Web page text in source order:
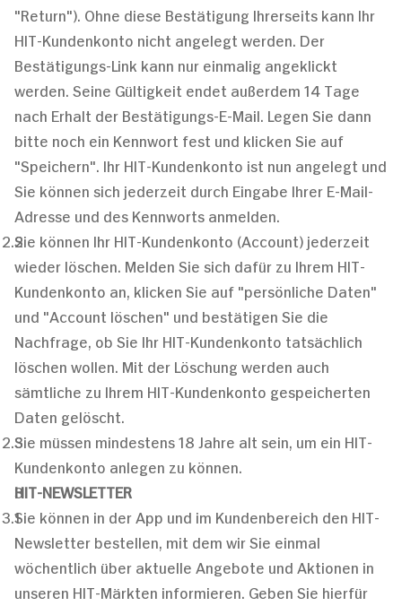
"Return"). Ohne diese Bestätigung Ihrerseits kann Ihr
HIT-Kundenkonto nicht angelegt werden. Der
Bestätigungs-Link kann nur einmalig angeklickt
werden. Seine Gültigkeit endet außerdem 14 Tage
nach Erhalt der Bestätigungs-E-Mail. Legen Sie dann
bitte noch ein Kennwort fest und klicken Sie auf
"Speichern". Ihr HIT-Kundenkonto ist nun angelegt und
Sie können sich jederzeit durch Eingabe Ihrer E-Mail-
Adresse und des Kennworts anmelden.
Sie können Ihr HIT-Kundenkonto (Account) jederzeit
wieder löschen. Melden Sie sich dafür zu Ihrem HIT-
Kundenkonto an, klicken Sie auf "persönliche Daten"
und "Account löschen" und bestätigen Sie die
Nachfrage, ob Sie Ihr HIT-Kundenkonto tatsächlich
löschen wollen. Mit der Löschung werden auch
sämtliche zu Ihrem HIT-Kundenkonto gespeicherten
Daten gelöscht.
Sie müssen mindestens 18 Jahre alt sein, um ein HIT-
Kundenkonto anlegen zu können.
HIT-NEWSLETTER
Sie können in der App und im Kundenbereich den HIT-
Newsletter bestellen, mit dem wir Sie einmal
wöchentlich über aktuelle Angebote und Aktionen in
unseren HIT-Märkten informieren. Geben Sie hierfür